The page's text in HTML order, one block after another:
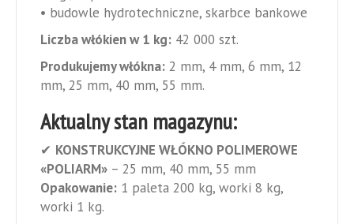
• budowle hydrotechniczne, skarbce bankowe
Liczba włókien w 1 kg: 42 000 szt.
Produkujemy włókna: 2 mm, 4 mm, 6 mm, 12
mm, 25 mm, 40 mm, 55 mm.
Aktualny stan magazynu:
✔ KONSTRUKCYJNE WŁÓKNO POLIMEROWE
«POLIARM» – 25 mm, 40 mm, 55 mm
Opakowanie: 1 paleta 200 kg, worki 8 kg,
worki 1 kg.